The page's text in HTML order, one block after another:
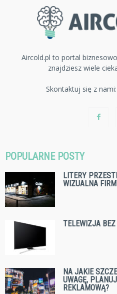
Aircold.pl to portal
znajdziesz wiele
Skontaktuj się z nami:
POPULARNE POSTY
LITERY
WIZUALNA
TELEWIZJA
NA JAKIE
UWAGĘ,
REKLAMOWĄ?